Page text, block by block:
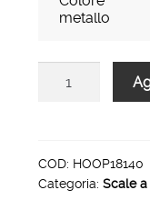
metallo
interni
Hoop
COD: HOOP18140
Categoria: Scale